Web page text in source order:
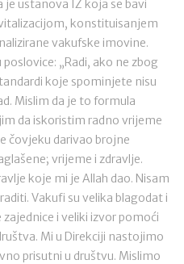
je ustanova IZ koja se bavi
konstituisanjem
vakufske imovine.
„Radi, ako ne zbog
koje spominjete nisu
Mislim da je to formula
da iskoristim radno vrijeme
čovjeku darivao brojne
vrijeme i zdravlje.
koje mi je Allah dao. Nisam
Vakufi su velika blagodat i
i veliki izvor pomoći
Mi u Direkciji nastojimo
prisutni u društvu. Mislimo